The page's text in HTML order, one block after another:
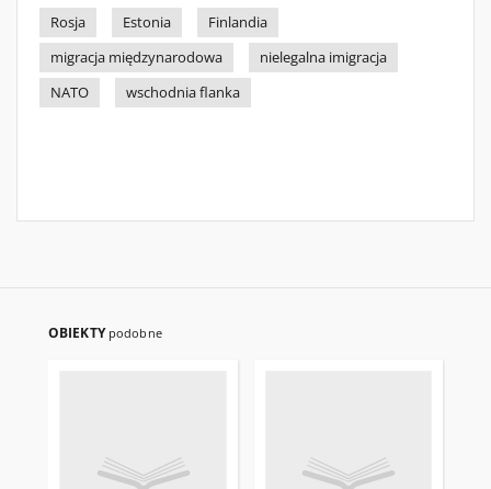
Rosja
Estonia
Finlandia
migracja międzynarodowa
nielegalna imigracja
NATO
wschodnia flanka
OBIEKTY podobne